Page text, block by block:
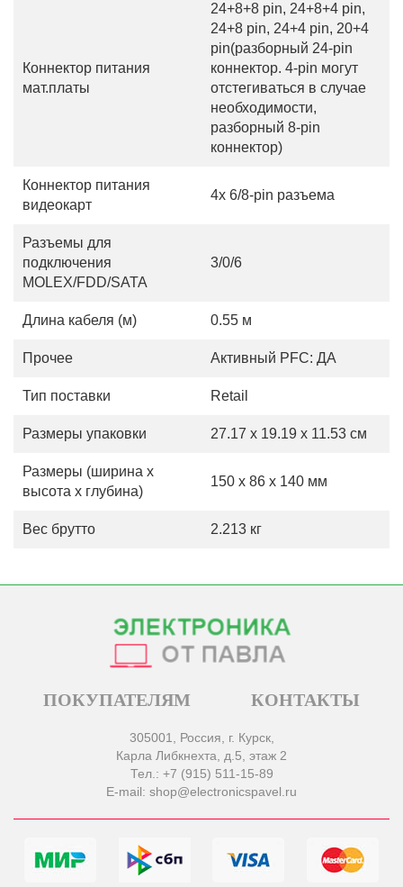
Коннектор питания
мат.платы
24+8+8 pin, 24+8+4 pin,
24+8 pin, 24+4 pin, 20+4
pin(разборный 24-pin
коннектор. 4-pin могут
отстегиваться в случае
необходимости,
разборный 8-pin
коннектор)
Коннектор питания
видеокарт
4x 6/8-pin разъема
Разъемы для
подключения
MOLEX/FDD/SATA
3/0/6
Длина кабеля (м) 0.55 м
Прочее Активный PFC: ДА
Тип поставки Retail
Размеры упаковки 27.17 x 19.19 x 11.53 см
Размеры (ширина х
высота х глубина)
150 x 86 x 140 мм
Вес брутто 2.213 кг
ПОКУПАТЕЛЯМ КОНТАКТЫ
305001, Россия, г. Курск,
Карла Либкнехта, д.5, этаж 2
Тел.: +7 (915) 511-15-89
E-mail: shop@electronicspavel.ru